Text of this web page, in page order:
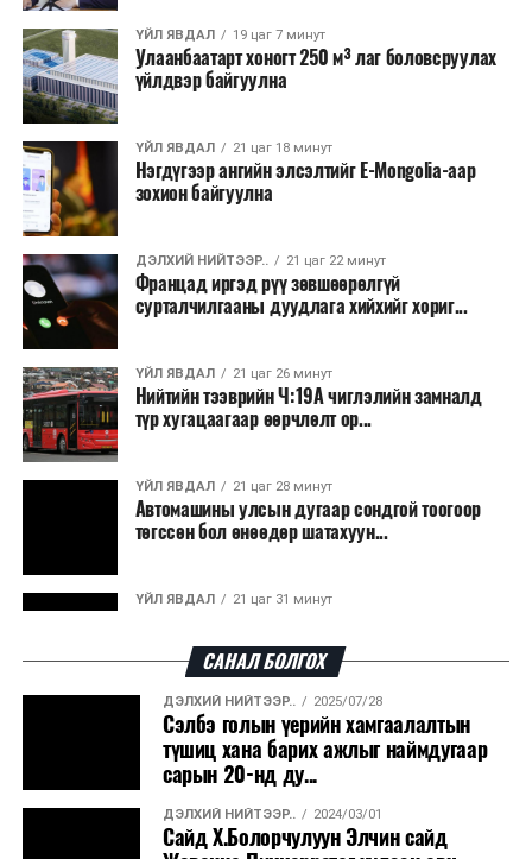
анхааруулсан бөгөөд энэ нь гал унтраах ажиллагаанд
шинэ сорилт учруулж болзошгүйг онцолжээ.
ҮЙЛ ЯВДАЛ 19 цаг 7 минут
Улаанбаатарт хоногт 250 м³ лаг боловсруулах
үйлдвэр байгуулна
ҮЙЛ ЯВДАЛ 21 цаг 18 минут
Нэгдүгээр ангийн элсэлтийг E-Mongolia-аар
зохион байгуулна
ДЭЛХИЙ НИЙТЭЭР.. 21 цаг 22 минут
Францад иргэд рүү зөвшөөрөлгүй
сурталчилгааны дуудлага хийхийг хориг...
ҮЙЛ ЯВДАЛ 21 цаг 26 минут
Нийтийн тээврийн Ч:19А чиглэлийн замналд
түр хугацаагаар өөрчлөлт ор...
ҮЙЛ ЯВДАЛ 21 цаг 28 минут
Автомашины улсын дугаар сондгой тоогоор
төгссөн бол өнөөдөр шатахуун...
ҮЙЛ ЯВДАЛ 21 цаг 31 минут
ДЭЛХИЙ НИЙТЭЭР..
“Уралдронзавод” компанийн ерөнхий
захирлын автомашиныг дэлбэлжээ...
ҮЙЛ ЯВДАЛ 2026/08/06
Сүхбаатар боомтоор тав хоногт 10 мянга гаруй
САНАЛ БОЛГОХ
ДЭЛХИЙ НИЙТЭЭР.. 2025/07/28
Сэлбэ голын үерийн хамгаалалтын
түшиц хана барих ажлыг наймдугаар
сарын 20-нд ду...
ДЭЛХИЙ НИЙТЭЭР.. 2024/03/01
Сайд Х.Болорчулуун Элчин сайд